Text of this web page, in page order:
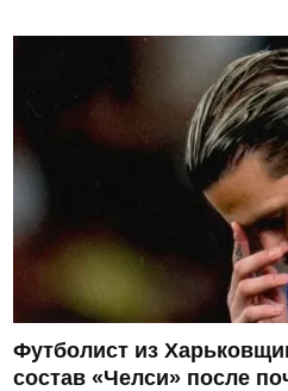
Футболист из
состав «Челси» после